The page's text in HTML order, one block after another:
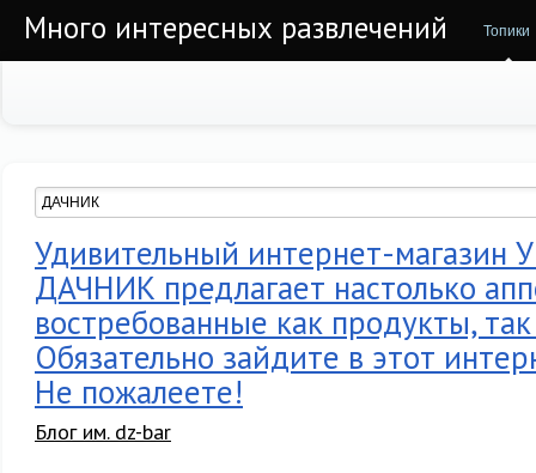
Много интересных развлечений Топики
Удивительный интернет-магазин
ДАЧНИК предлагает настолько
востребованные как продукты,
Обязательно зайдите в этот
Не пожалеете!
Блог им. dz-bar